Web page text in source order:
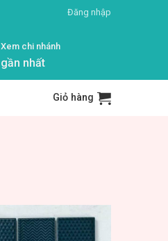
Đăng nhập
Xem chi nhánh
gần nhất
Giỏ hàng